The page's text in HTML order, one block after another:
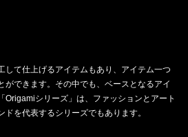
して仕上げるアイテムもあり、アイテム一つ
ができます。その中でも、ベースとなるアイ
Origamiシリーズ」は、ファッションとアート
を代表するシリーズでもあります。